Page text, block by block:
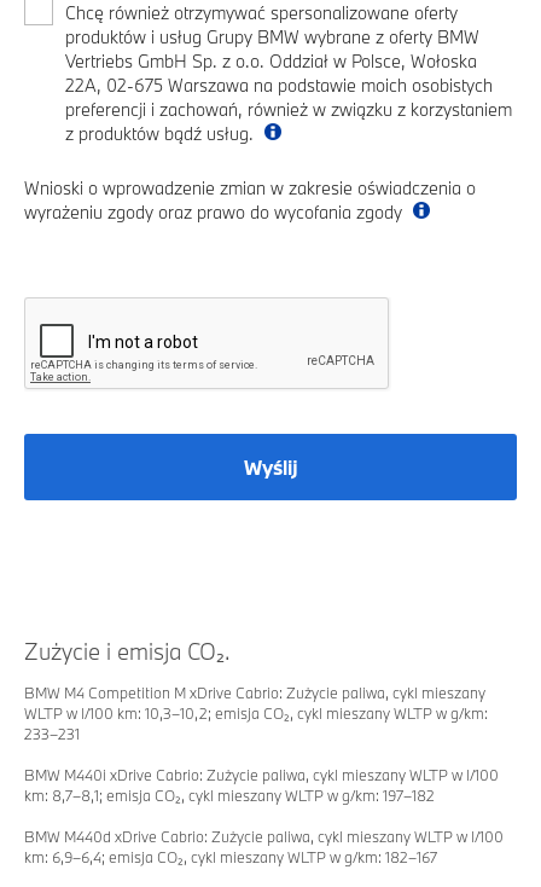
Chcę również otrzymywać spersonalizowane oferty
produktów i usług Grupy BMW wybrane z oferty BMW
Vertriebs GmbH Sp. z o.o. Oddział w Polsce, Wołoska
22A, 02-675 Warszawa na podstawie moich osobistych
preferencji i zachowań, również w związku z korzystaniem
z produktów bądź usług.
Wnioski o wprowadzenie zmian w zakresie oświadczenia o
wyrażeniu zgody oraz prawo do wycofania zgody
Wyślij
Zużycie i emisja CO₂.
BMW M4 Competition M xDrive Cabrio: Zużycie paliwa, cykl mieszany
WLTP w l/100 km: 10,3–10,2; emisja CO₂, cykl mieszany WLTP w g/km:
233–231
BMW M440i xDrive Cabrio: Zużycie paliwa, cykl mieszany WLTP w l/100
km: 8,7–8,1; emisja CO₂, cykl mieszany WLTP w g/km: 197–182
BMW M440d xDrive Cabrio: Zużycie paliwa, cykl mieszany WLTP w l/100
km: 6,9–6,4; emisja CO₂, cykl mieszany WLTP w g/km: 182–167